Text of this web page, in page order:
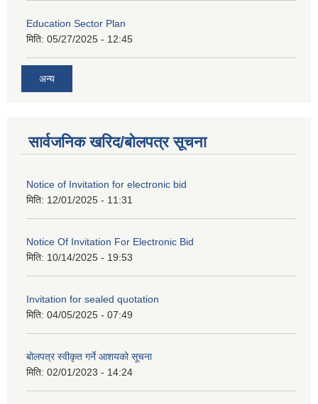
Education Sector Plan
मिति: 05/27/2025 - 12:45
अन्य
सार्वजनिक खरिद/बोलपत्र सूचना
Notice of Invitation for electronic bid
मिति: 12/01/2025 - 11:31
Notice Of Invitation For Electronic Bid
मिति: 10/14/2025 - 19:53
Invitation for sealed quotation
मिति: 04/05/2025 - 07:49
बोलपत्र स्वीकृत गर्ने आशयको सूचना
मिति: 02/01/2023 - 14:24